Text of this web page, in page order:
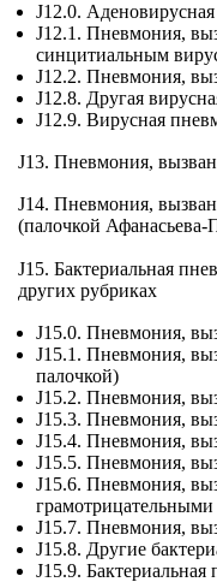
J12.0.
J12.1. Пневмония,
синцитиальным
J12.2. Пневмония,
J12.8. Другая
J12.9. Вирусная
J13. Пневмония,
J14. Пневмония,
(палочкой
J15. Бактериальная
других рубриках
J15.0. Пневмония,
J15.1. Пневмония,
палочкой)
J15.2. Пневмония,
J15.3. Пневмония,
J15.4. Пневмония,
J15.5. Пневмония,
J15.6. Пневмония,
грамотрицательными
J15.7. Пневмония,
J15.8. Другие
J15.9.